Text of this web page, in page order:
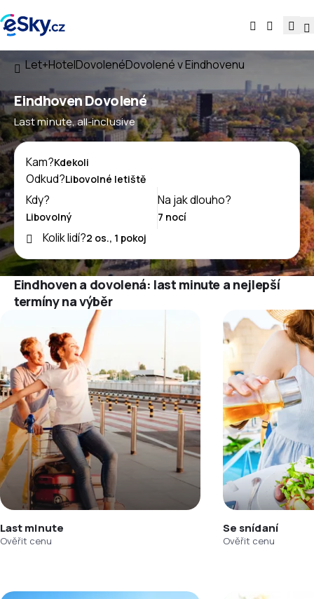
Let+HotelDovolenéDovolené v Eindhovenu
Eindhoven Dovolené
Last minute, all-inclusive
Kam?
Odkud?
Kdy?
Na jak dlouho?
Kolik lidí?
Eindhoven a dovolená: last minute a nejlepší
termíny na výběr
Last minute
Ověřit cenu
Se snídaní
Ověřit cenu